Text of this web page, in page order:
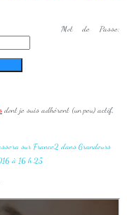
dont je suis adhérent (un peu) actif,